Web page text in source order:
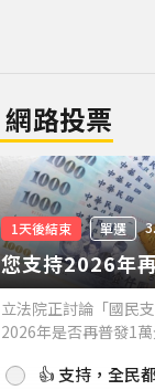
網路投票
1天後結束 單選
您支持2026年
立法院正討論「國民
2026年是否再普發1
持嗎？👍 支持，全民